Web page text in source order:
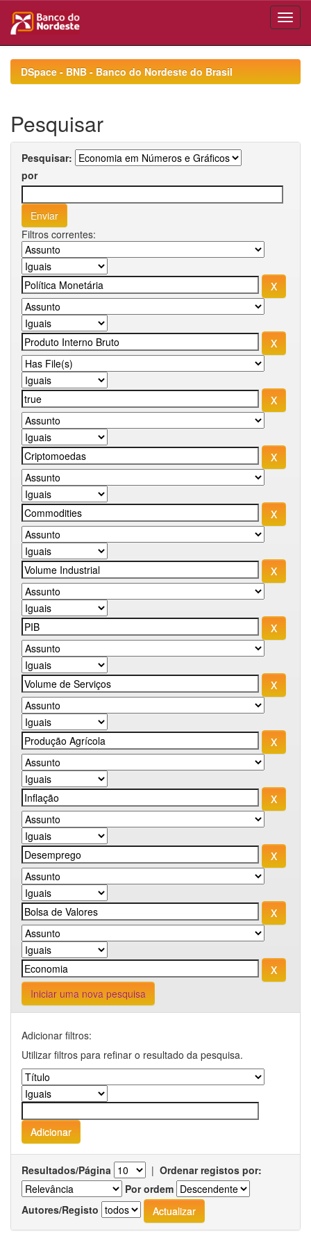
navigationDSpace - BNB - Banco do Nordeste do Brasil
Pesquisar
Pesquisar:
por
Filtros correntes:
Iniciar uma nova pesquisa
Adicionar filtros:
Utilizar filtros para refinar o resultado da pesquisa.
Resultados/Página | Ordenar registos por:
Por ordem
Autores/Registo